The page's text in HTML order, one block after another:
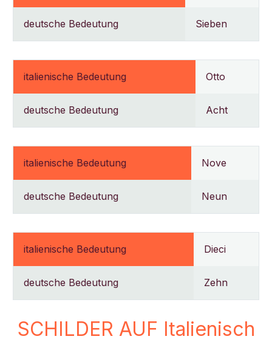
deutsche Bedeutung Sieben
italienische Bedeutung Otto
deutsche Bedeutung Acht
italienische Bedeutung Nove
deutsche Bedeutung Neun
italienische Bedeutung Dieci
deutsche Bedeutung Zehn
SCHILDER AUF Italienisch